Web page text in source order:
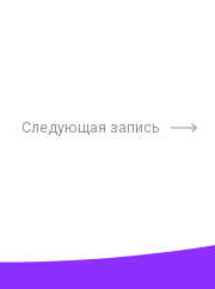
Следующая запись